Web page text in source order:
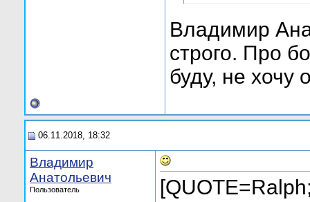
Владимир
строго. Про
буду, не хочу
06.11.2018, 18:32
Владимир
Анатольевич
Пользователь